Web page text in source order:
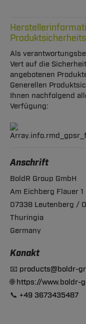
Als
Vert auf die
angebotenen
Generellen
Ihnen nachfolgend
Verfügung:
Anschrift
BoldR Group GmbH
Am Eichberg Flauer 1
07338 Leutenberg /
Thuringia
Germany
Konakt
📧 products@boldr-
🌐https://www.boldr-
📞 +49 3673435487